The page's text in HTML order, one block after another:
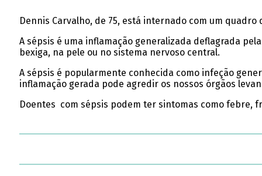
Dennis Carvalho, de 75, está internado com um
A sépsis é uma inflamação generalizada deflagrada
bexiga, na pele ou no sistema nervoso central.
A sépsis é popularmente conhecida como infeção
inflamação gerada pode agredir os nossos órgãos
Doentes com sépsis podem ter sintomas como febre,